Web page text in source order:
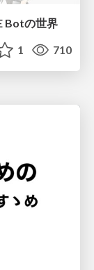
Botの世界
1 710